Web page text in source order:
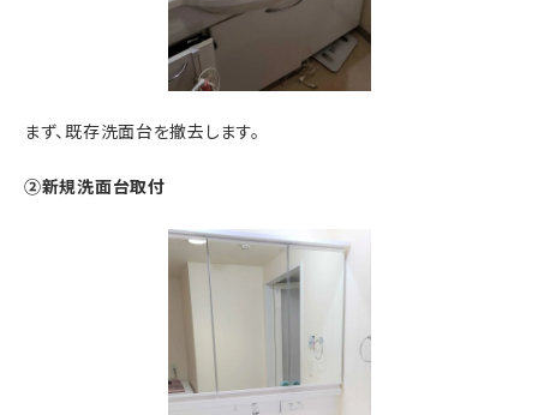
まず、既存洗面台を撤去します。
②新規洗面台取付